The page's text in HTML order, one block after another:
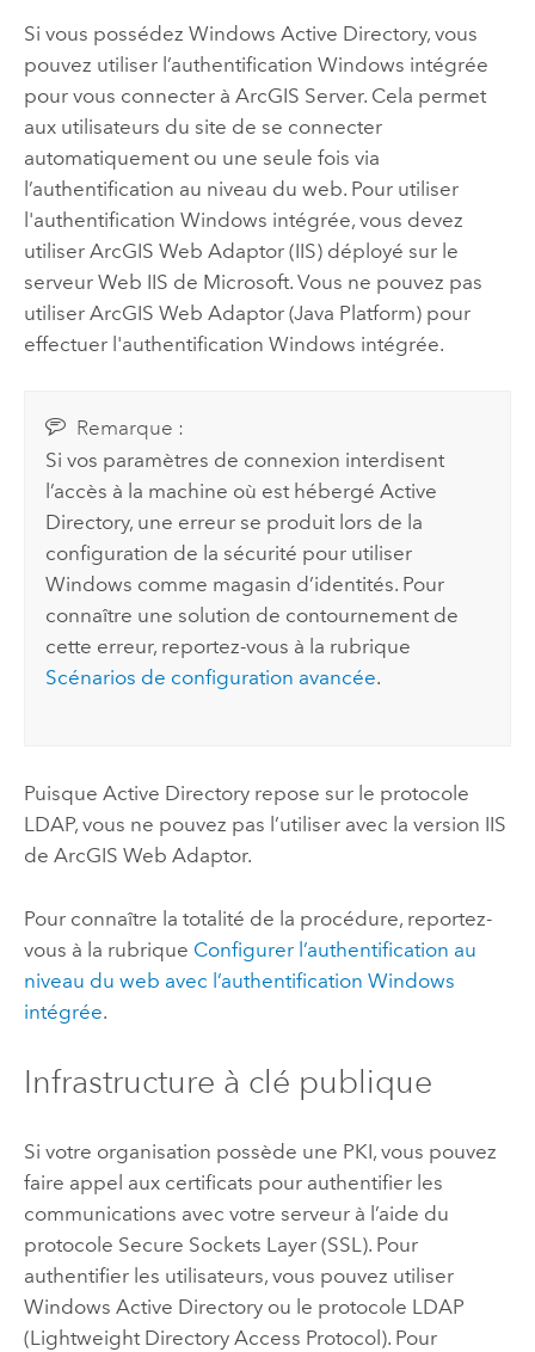
Si vous possédez Windows Active Directory, vous
pouvez utiliser l’authentification Windows intégrée
pour vous connecter à ArcGIS Server. Cela permet
aux utilisateurs du site de se connecter
automatiquement ou une seule fois via
l’authentification au niveau du web. Pour utiliser
l'authentification Windows intégrée, vous devez
utiliser ArcGIS Web Adaptor (IIS) déployé sur le
serveur Web IIS de Microsoft. Vous ne pouvez pas
utiliser ArcGIS Web Adaptor (Java Platform) pour
effectuer l'authentification Windows intégrée.
Remarque :
Si vos paramètres de connexion interdisent
l’accès à la machine où est hébergé Active
Directory, une erreur se produit lors de la
configuration de la sécurité pour utiliser
Windows comme magasin d’identités. Pour
connaître une solution de contournement de
cette erreur, reportez-vous à la rubrique
Scénarios de configuration avancée.
Puisque Active Directory repose sur le protocole
LDAP, vous ne pouvez pas l’utiliser avec la version IIS
de ArcGIS Web Adaptor.
Pour connaître la totalité de la procédure, reportez-
vous à la rubrique Configurer l’authentification au
niveau du web avec l’authentification Windows
intégrée.
Infrastructure à clé publique
Si votre organisation possède une PKI, vous pouvez
faire appel aux certificats pour authentifier les
communications avec votre serveur à l’aide du
protocole Secure Sockets Layer (SSL). Pour
authentifier les utilisateurs, vous pouvez utiliser
Windows Active Directory ou le protocole LDAP
(Lightweight Directory Access Protocol). Pour